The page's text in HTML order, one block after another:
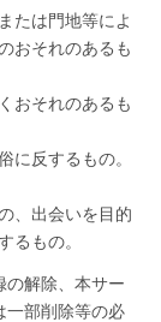
たは門地等によ
おそれのあるも
おそれのあるも
に反するもの。
、出会いを目的
るもの。
の解除、本サー
一部削除等の必